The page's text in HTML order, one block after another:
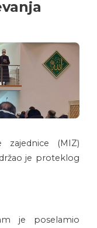
zajednice (MIZ)
je proteklog
je poselamio